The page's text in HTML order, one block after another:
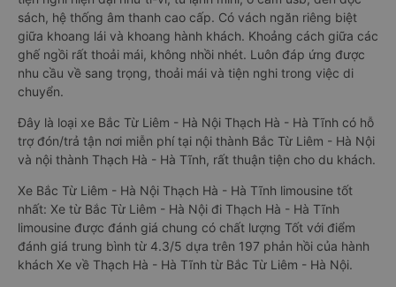
sách, hệ thống âm thanh cao cấp. Có vách ngăn riêng biệt
giữa khoang lái và khoang hành khách. Khoảng cách giữa các
ghế ngồi rất thoải mái, không nhồi nhét. Luôn đáp ứng được
nhu cầu về sang trọng, thoải mái và tiện nghi trong việc di
chuyển.
Đây là loại xe Bắc Từ Liêm - Hà Nội Thạch Hà - Hà Tĩnh có hỗ
trợ đón/trả tận nơi miễn phí tại nội thành Bắc Từ Liêm - Hà Nội
và nội thành Thạch Hà - Hà Tĩnh, rất thuận tiện cho du khách.
Xe Bắc Từ Liêm - Hà Nội Thạch Hà - Hà Tĩnh limousine tốt
nhất: Xe từ Bắc Từ Liêm - Hà Nội đi Thạch Hà - Hà Tĩnh
limousine được đánh giá chung có chất lượng Tốt với điểm
đánh giá trung bình từ 4.3/5 dựa trên 197 phản hồi của hành
khách Xe về Thạch Hà - Hà Tĩnh từ Bắc Từ Liêm - Hà Nội.